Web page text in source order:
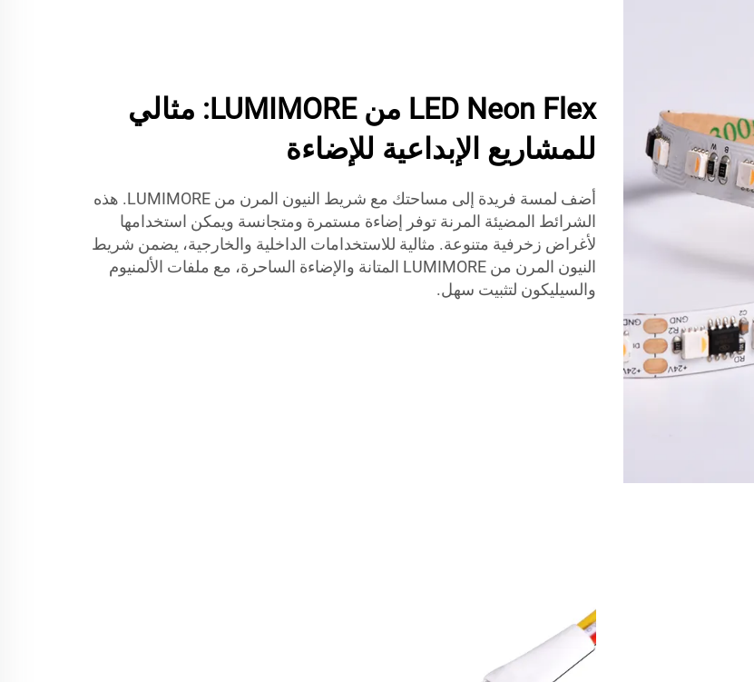
LED Neon Flex من LUMIMORE: مثالي
للمشاريع الإبداعية للإضاءة
أضف لمسة فريدة إلى مساحتك مع شريط النيون المرن من LUMIMORE. هذه
الشرائط المضيئة المرنة توفر إضاءة مستمرة ومتجانسة ويمكن استخدامها
لأغراض زخرفية متنوعة. مثالية للاستخدامات الداخلية والخارجية، يضمن شريط
النيون المرن من LUMIMORE المتانة والإضاءة الساحرة، مع ملفات الألمنيوم
والسيليكون لتثبيت سهل.